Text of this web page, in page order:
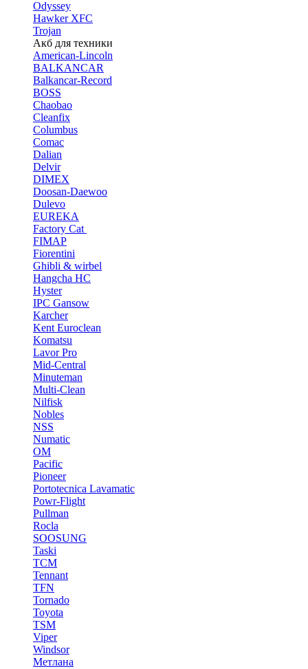
Odyssey
Hawker XFC
Trojan
Акб для техники
American-Lincoln
BALKANCAR
Balkancar-Record
BOSS
Chaobao
Cleanfix
Columbus
Comac
Dalian
Delvir
DIMEX
Doosan-Daewoo
Dulevo
EUREKA
Factory Cat
FIMAP
Fiorentini
Ghibli & wirbel
Hangcha HC
Hyster
IPC Gansow
Karcher
Kent Euroclean
Komatsu
Lavor Pro
Mid-Central
Minuteman
Multi-Clean
Nilfisk
Nobles
NSS
Numatic
OM
Pacific
Pioneer
Portotecnica Lavamatic
Powr-Flight
Pullman
Rocla
SOOSUNG
Taski
TCM
Tennant
TFN
Tornado
Toyota
TSM
Viper
Windsor
Метлана